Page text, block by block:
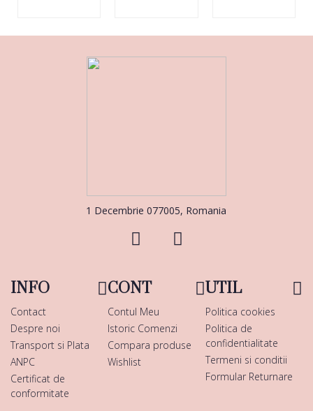
1 Decembrie 077005, Romania
INFO
Contact
Despre noi
Transport si Plata
ANPC
Certificat de
conformitate
CONT
Contul Meu
Istoric Comenzi
Compara produse
Wishlist
UTIL
Politica cookies
Politica de
confidentialitate
Termeni si conditii
Formular Returnare